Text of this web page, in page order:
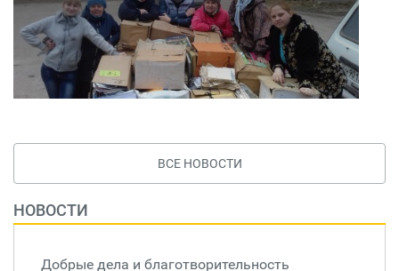
ВСЕ НОВОСТИ
НОВОСТИ
Добрые дела и благотворительность